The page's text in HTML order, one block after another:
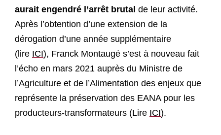
aurait engendré l’arrêt brutal de leur activité.
Après l’obtention d’une extension de la
dérogation d’une année supplémentaire
(lire ICI), Franck Montaugé s’est à nouveau fait
l’écho en mars 2021 auprès du Ministre de
l’Agriculture et de l’Alimentation des enjeux que
représente la préservation des EANA pour les
producteurs-transformateurs (Lire ICI).